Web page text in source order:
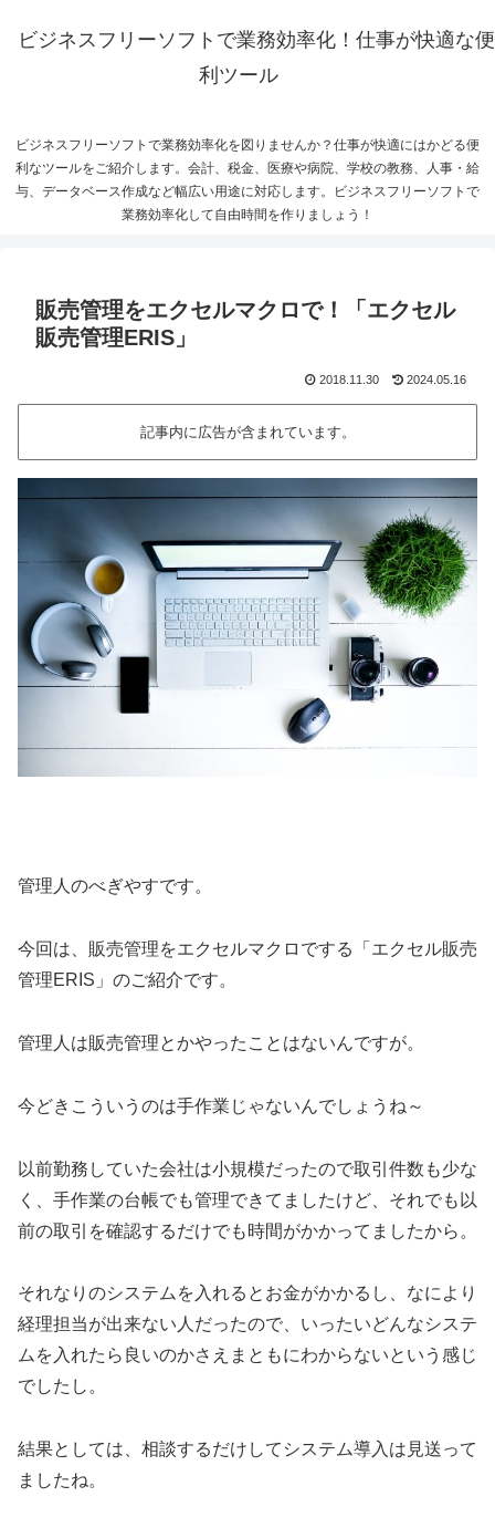
ビジネスフリーソフトで業務効率化！仕事が快適な便
利ツール
ビジネスフリーソフトで業務効率化を図りませんか？仕事が快適にはかどる便
利なツールをご紹介します。会計、税金、医療や病院、学校の教務、人事・給
与、データベース作成など幅広い用途に対応します。ビジネスフリーソフトで
業務効率化して自由時間を作りましょう！
販売管理をエクセルマクロで！「エクセル
販売管理ERIS」
2018.11.30 2024.05.16
記事内に広告が含まれています。
管理人のべぎやすです。
今回は、販売管理をエクセルマクロでする「エクセル販売
管理ERIS」のご紹介です。
管理人は販売管理とかやったことはないんですが。
今どきこういうのは手作業じゃないんでしょうね～
以前勤務していた会社は小規模だったので取引件数も少な
く、手作業の台帳でも管理できてましたけど、それでも以
前の取引を確認するだけでも時間がかかってましたから。
それなりのシステムを入れるとお金がかかるし、なにより
経理担当が出来ない人だったので、いったいどんなシステ
ムを入れたら良いのかさえまともにわからないという感じ
でしたし。
結果としては、相談するだけしてシステム導入は見送って
ましたね。